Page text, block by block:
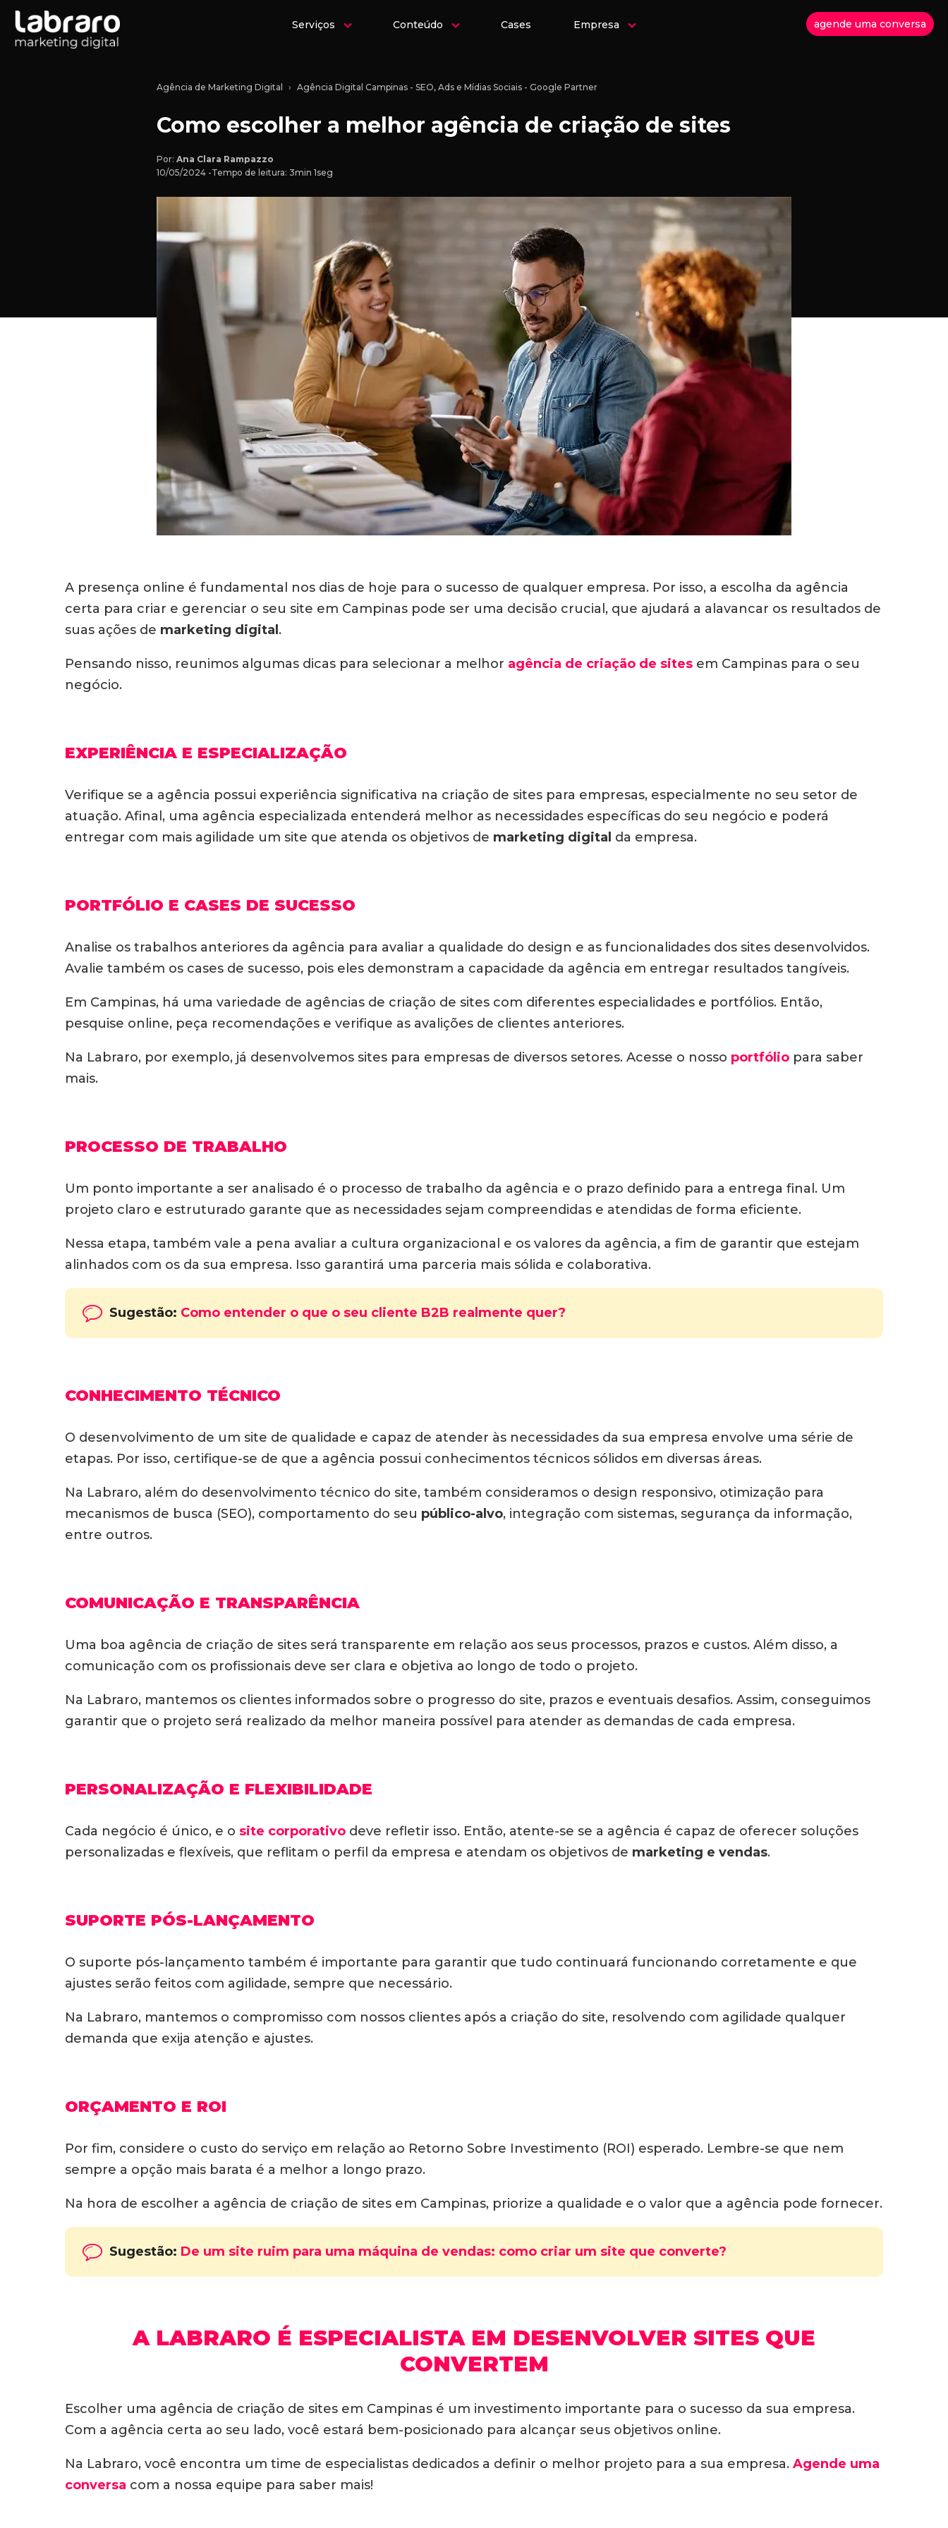
Serviços Conteúdo Cases Empresa agende uma conversa
Agência de Marketing Digital Agência Digital Campinas - SEO, Ads e Mídias Sociais - Google Partner
Como escolher a melhor agência de criação de sites
Por: Ana Clara Rampazzo
10/05/2024 -Tempo de leitura: 3min 1seg
A presença online é fundamental nos dias de hoje para o sucesso de qualquer empresa. Por isso, a escolha da agência
certa para criar e gerenciar o seu site em Campinas pode ser uma decisão crucial, que ajudará a alavancar os resultados de
suas ações de marketing digital .
Pensando nisso, reunimos algumas dicas para selecionar a melhor agência de criação de sites em Campinas para o seu
negócio.
EXPERIÊNCIA E ESPECIALIZAÇÃO
Verifique se a agência possui experiência significativa na criação de sites para empresas, especialmente no seu setor de
atuação. Afinal, uma agência especializada entenderá melhor as necessidades específicas do seu negócio e poderá
entregar com mais agilidade um site que atenda os objetivos de marketing digital da empresa.
PORTFÓLIO E CASES DE SUCESSO
Analise os trabalhos anteriores da agência para avaliar a qualidade do design e as funcionalidades dos sites desenvolvidos.
Avalie também os cases de sucesso, pois eles demonstram a capacidade da agência em entregar resultados tangíveis.
Em Campinas, há uma variedade de agências de criação de sites com diferentes especialidades e portfólios. Então,
pesquise online, peça recomendações e verifique as avalições de clientes anteriores.
Na Labraro, por exemplo, já desenvolvemos sites para empresas de diversos setores. Acesse o nosso portfólio para saber
mais.
PROCESSO DE TRABALHO
Um ponto importante a ser analisado é o processo de trabalho da agência e o prazo definido para a entrega final. Um
projeto claro e estruturado garante que as necessidades sejam compreendidas e atendidas de forma eficiente.
Nessa etapa, também vale a pena avaliar a cultura organizacional e os valores da agência, a fim de garantir que estejam
alinhados com os da sua empresa. Isso garantirá uma parceria mais sólida e colaborativa.
Sugestão: Como entender o que o seu cliente B2B realmente quer?
CONHECIMENTO TÉCNICO
O desenvolvimento de um site de qualidade e capaz de atender às necessidades da sua empresa envolve uma série de
etapas. Por isso, certifique-se de que a agência possui conhecimentos técnicos sólidos em diversas áreas.
Na Labraro, além do desenvolvimento técnico do site, também consideramos o design responsivo, otimização para
mecanismos de busca (SEO), comportamento do seu público-alvo, integração com sistemas, segurança da informação,
entre outros.
COMUNICAÇÃO E TRANSPARÊNCIA
Uma boa agência de criação de sites será transparente em relação aos seus processos, prazos e custos. Além disso, a
comunicação com os profissionais deve ser clara e objetiva ao longo de todo o projeto.
Na Labraro, mantemos os clientes informados sobre o progresso do site, prazos e eventuais desafios. Assim, conseguimos
garantir que o projeto será realizado da melhor maneira possível para atender as demandas de cada empresa.
PERSONALIZAÇÃO E FLEXIBILIDADE
Cada negócio é único, e o site corporativo deve refletir isso. Então, atente-se se a agência é capaz de oferecer soluções
personalizadas e flexíveis, que reflitam o perfil da empresa e atendam os objetivos de marketing e vendas.
SUPORTE PÓS-LANÇAMENTO
O suporte pós-lançamento também é importante para garantir que tudo continuará funcionando corretamente e que
ajustes serão feitos com agilidade, sempre que necessário.
Na Labraro, mantemos o compromisso com nossos clientes após a criação do site, resolvendo com agilidade qualquer
demanda que exija atenção e ajustes.
ORÇAMENTO E ROI
Por fim, considere o custo do serviço em relação ao Retorno Sobre Investimento (ROI) esperado. Lembre-se que nem
sempre a opção mais barata é a melhor a longo prazo.
Na hora de escolher a agência de criação de sites em Campinas, priorize a qualidade e o valor que a agência pode fornecer.
Sugestão: De um site ruim para uma máquina de vendas: como criar um site que converte?
A LABRARO É ESPECIALISTA EM DESENVOLVER SITES QUE
CONVERTEM
Escolher uma agência de criação de sites em Campinas é um investimento importante para o sucesso da sua empresa.
Com a agência certa ao seu lado, você estará bem-posicionado para alcançar seus objetivos online.
Na Labraro, você encontra um time de especialistas dedicados a definir o melhor projeto para a sua empresa. Agende uma
conversa com a nossa equipe para saber mais!